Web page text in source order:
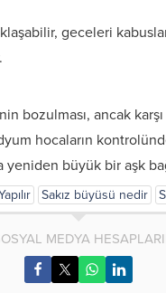
geceleri
bozulması, ancak
hocaların
büyük bir aşk
Sakız büyüsü nedir
MEDYA
Tılsımlar